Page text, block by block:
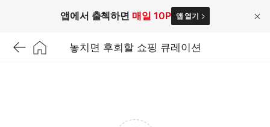
앱에서 출첵하면 매일 10P 앱 열기
닫
놓치면 후회할 쇼핑 큐레이션